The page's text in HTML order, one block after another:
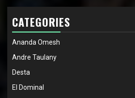
CATEGORIES
Ananda Omesh
Andre Taulany
Desta
El Dominal